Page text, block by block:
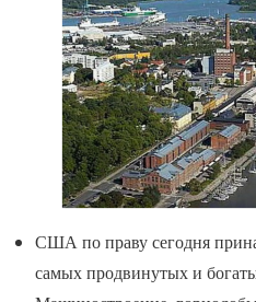
США по праву сегодня
самых продвинутых и